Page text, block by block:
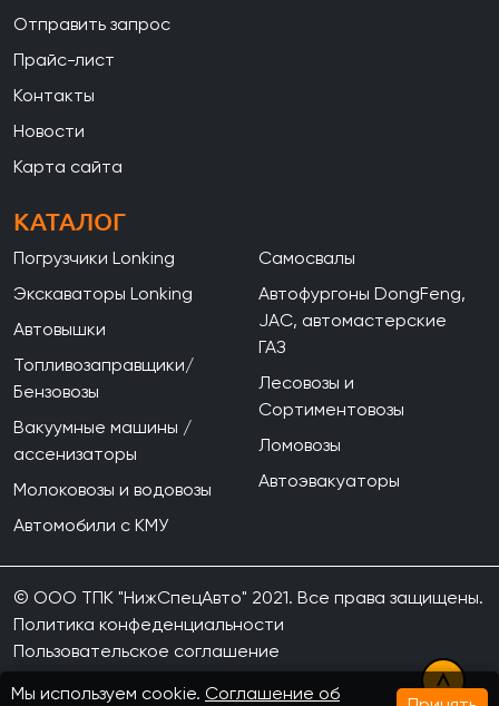
Отправить запрос
Прайс-лист
Контакты
Новости
Карта сайта
КАТАЛОГ
Погрузчики Lonking
Экскаваторы Lonking
Автовышки
Топливозаправщики/
Бензовозы
Вакуумные машины /
ассенизаторы
Молоковозы и водовозы
Автомобили с КМУ
Самосвалы
Автофургоны DongFeng,
JAC, автомастерские
ГАЗ
Лесовозы и
Сортиментовозы
Ломовозы
Автоэвакуаторы
© ООО ТПК "НижСпецАвто" 2021. Все права защищены.
Политика конфеденциальности
Пользовательское соглашение
Мы используем cookie. Соглашение об